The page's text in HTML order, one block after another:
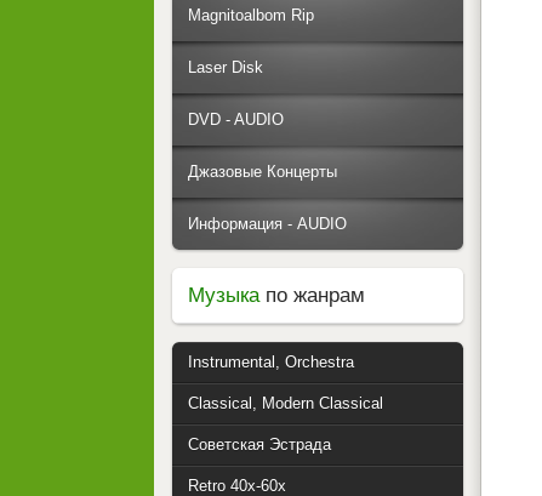
Magnitoalbom Rip
Laser Disk
DVD - AUDIO
Джазовые Концерты
Информация - AUDIO
Музыкапо жанрам
Instrumental, Orchestra
Classical, Modern Classical
Советская Эстрада
Retro 40x-60x